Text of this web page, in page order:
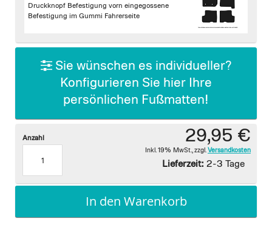
gallery
Druckknopf Befestigung vorn eingegossene
Befestigung im Gummi Fahrerseite
Sie wünschen es individueller?
Konfigurieren Sie hier Ihre
persönlichen Fußmatten!
29,95 €
Inkl. 19% MwSt. zzgl. Versandkosten
Lieferzeit: 2-3 Tage
Anzahl
In den Warenkorb